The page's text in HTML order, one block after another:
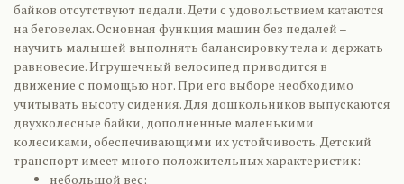
байков отсутствуют педали. Дети с удовольствием катаются
на беговелах. Основная функция машин без педалей –
научить малышей выполнять балансировку тела и держать
равновесие. Игрушечный велосипед приводится в
движение с помощью ног. При его выборе необходимо
учитывать высоту сидения. Для дошкольников выпускаются
двухколесные байки, дополненные маленькими
колесиками, обеспечивающими их устойчивость. Детский
транспорт имеет много положительных характеристик:
небольшой вес;